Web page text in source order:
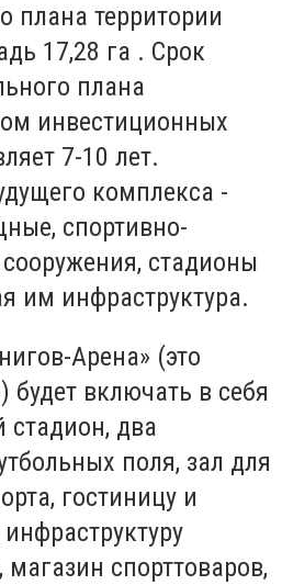
плана территории
17,28 га . Срок
плана
инвестиционных
7-10 лет.
комплекса -
спортивно-
стадионы
им инфраструктура.
Арена» (это
будет включать в себя
стадион, два
поля, зал для
гостиницу и
спорттоваров,